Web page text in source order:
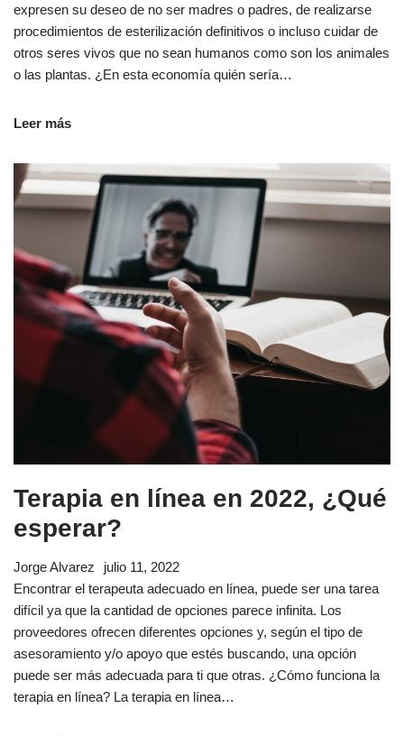
expresen su deseo de no ser madres o padres, de realizarse
procedimientos de esterilización definitivos o incluso cuidar de
otros seres vivos que no sean humanos como son los animales
o las plantas. ¿En esta economía quién sería…
Leer más
Terapia en línea en 2022, ¿Qué
esperar?
Jorge Alvarez
julio 11, 2022
Encontrar el terapeuta adecuado en línea, puede ser una tarea
difícil ya que la cantidad de opciones parece infinita. Los
proveedores ofrecen diferentes opciones y, según el tipo de
asesoramiento y/o apoyo que estés buscando, una opción
puede ser más adecuada para ti que otras. ¿Cómo funciona la
terapia en línea? La terapia en línea…